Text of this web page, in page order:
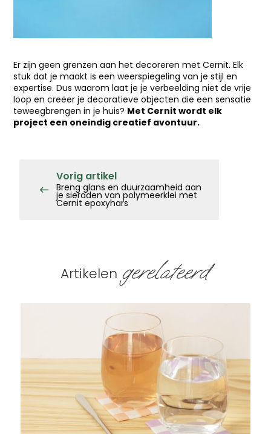
Er zijn geen grenzen aan het decoreren met Cernit. Elk
stuk dat je maakt is een weerspiegeling van je stijl en
expertise. Dus waarom laat je je verbeelding niet de vrije
loop en creëer je decoratieve objecten die een sensatie
teweegbrengen in je huis? Met Cernit wordt elk
project een oneindig creatief avontuur.
Vorig artikel
Breng glans en duurzaamheid aan
je sieraden van polymeerklei met
Cernit epoxyhars
Artikelen gerelateerd